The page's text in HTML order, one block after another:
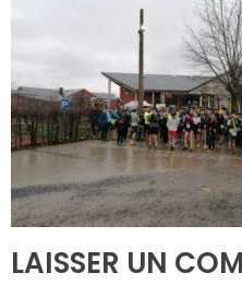
LAISSER UN